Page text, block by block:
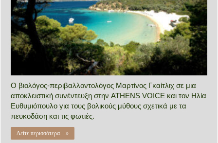
Ο βιολόγος-περιβαλλοντολόγος Μαρτίνος Γκαίτλιχ σε μια
αποκλειστική συνέντευξη στην ATHENS VOICE και τον Ηλία
Ευθυμιόπουλο για τους βολικούς μύθους σχετικά με τα
πευκοδάση και τις φωτιές.
Δείτε περισσότερα... »